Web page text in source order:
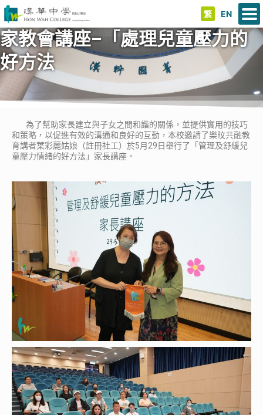
繁 EN
家教會講座–「處理兒童壓力的
好方法
為了幫助家長建立與子女之間和諧的關係，並提供實用的技巧
和策略，以促進有效的溝通和良好的互動，本校邀請了樂旼共融教
育講者葉彩麗姑娘（註冊社工）於5月29日舉行了「管理及舒緩兒
童壓力情緒的好方法」家長講座。